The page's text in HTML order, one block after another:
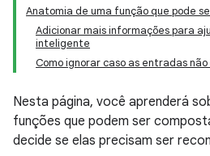
Anatomia de uma função que pode
Adicionar mais informações para
inteligente
Como ignorar caso as entradas
Nesta página, você aprenderá
funções que podem ser
decide se elas precisam ser